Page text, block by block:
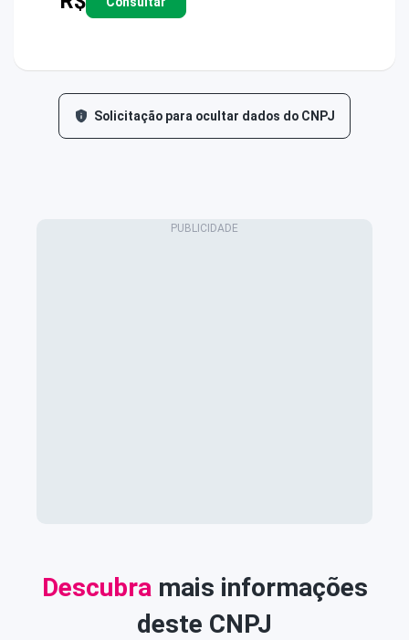
Solicitação para ocultar dados do CNPJ
Descubra mais informações
deste CNPJ